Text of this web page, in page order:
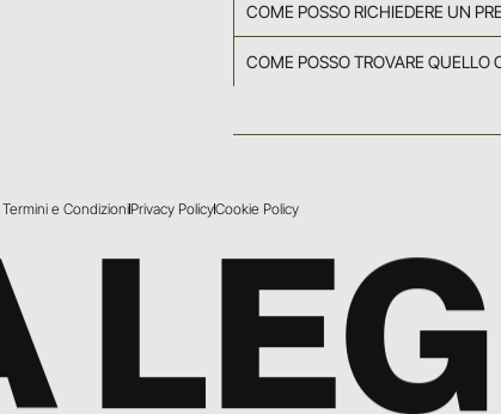
COME POSSO RICHIEDERE UN
COME POSSO TROVARE QUELLO
Termini e CondizioniPrivacy PolicyCookie Policy